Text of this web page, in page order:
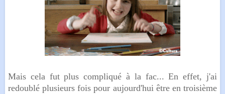
Mais cela fut plus compliqué à la fac... En effet, j'ai
redoublé plusieurs fois pour aujourd'hui être en troisième